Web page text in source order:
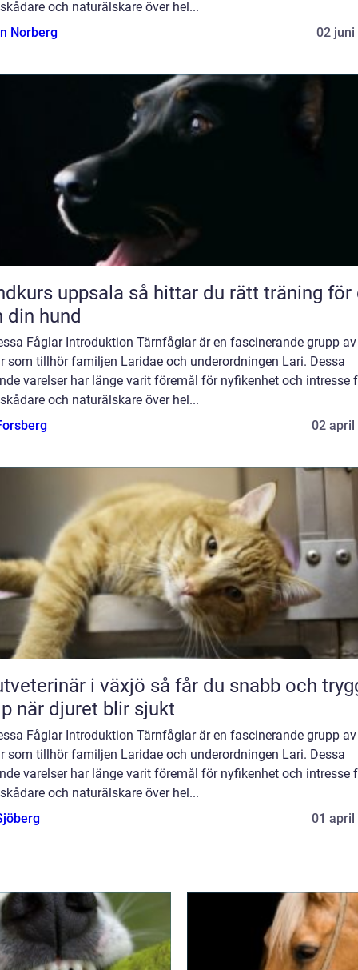
och naturälskare över hel...
Norberg
02 juni
så hittar du rätt träning för dig
din hund
Fåglar Introduktion Tärnfåglar är en fascinerande grupp av
som tillhör familjen Laridae och underordningen Lari. Dessa
varelser har länge varit föremål för nyfikenhet och intresse
och naturälskare över hel...
02 april
i växjö så får du snabb och trygg
när djuret blir sjukt
Fåglar Introduktion Tärnfåglar är en fascinerande grupp av
som tillhör familjen Laridae och underordningen Lari. Dessa
varelser har länge varit föremål för nyfikenhet och intresse
och naturälskare över hel...
01 april